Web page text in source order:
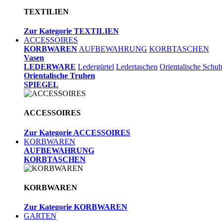
TEXTILIEN
Zur Kategorie TEXTILIEN
ACCESSOIRES
KORBWAREN AUFBEWAHRUNG KORBTASCHEN
Vasen
LEDERWARE Ledergürtel Ledertaschen Orientalische
Orientalische Truhen
SPIEGEL
ACCESSOIRES
Zur Kategorie ACCESSOIRES
KORBWAREN
AUFBEWAHRUNG
KORBTASCHEN
KORBWAREN
Zur Kategorie KORBWAREN
GARTEN